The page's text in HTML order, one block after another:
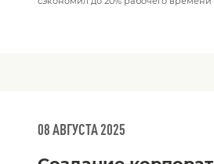
08 АВГУСТА 2025